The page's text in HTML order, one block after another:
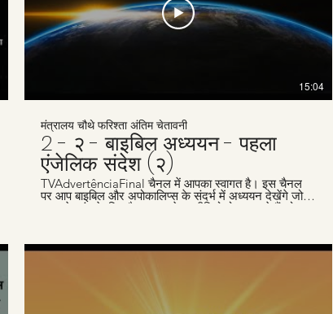
15:04
मंत्रालय चौथे फरिश्ता अंतिम चेतावनी
2 - २ - बाइबिल अध्ययन - पहला
एंजेलिक संदेश (२)
TVAdvertênciaFinal चैनल में आपका स्वागत है। इस चैनल
पर आप बाइबिल और अपोकालिप्स के संदर्भ में अध्ययन देखेंगे जो
समय के अंत के लिए है। हम हफ्तेवार वीडियो पोस्ट करते हैं जो
www.advertenciafinal.com का दौरा ज़रूर करें।